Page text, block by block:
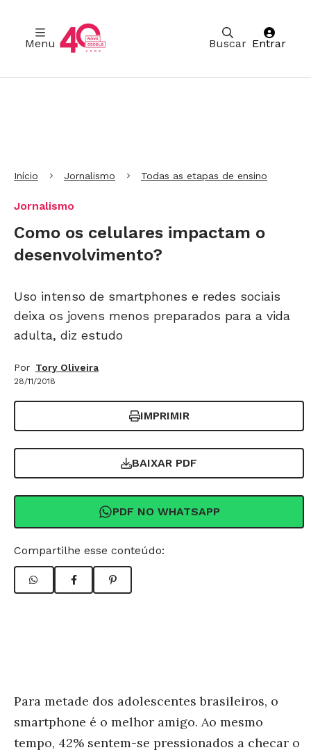
Buscar
Menu Entrar
Início Jornalismo Todas as etapas de ensino
Jornalismo
Como os celulares impactam o
desenvolvimento?
Uso intenso de smartphones e redes sociais
deixa os jovens menos preparados para a vida
adulta, diz estudo
Por Tory Oliveira
28/11/2018
IMPRIMIR
BAIXAR PDF
PDF NO WHATSAPP
Compartilhe esse conteúdo:
Para metade dos adolescentes brasileiros, o
smartphone é o melhor amigo. Ao mesmo
tempo, 42% sentem-se pressionados a checar o